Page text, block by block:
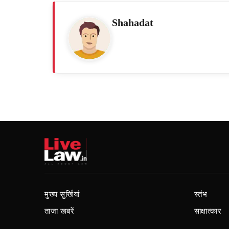
Shahadat
मुख्य सुर्खियां
ताजा खबरें
स्तंभ
साक्षात्कार